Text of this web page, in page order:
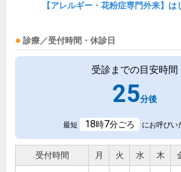
【アレルギー・花粉症専門外来】は
診療／受付時間・休診日
受診までの目安時間
25分後
最短 18時7分ごろ にお呼びい
受付時間 月 火 水 木